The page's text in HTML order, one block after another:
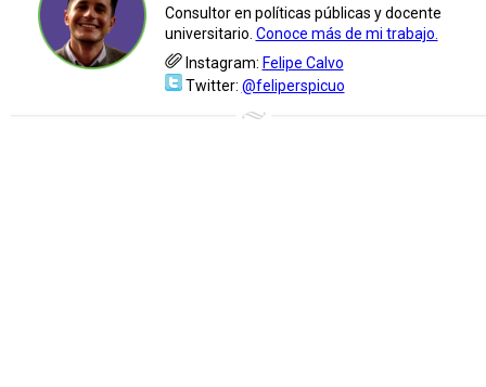
Consultor en políticas públicas y docente
universitario. Conoce más de mi trabajo.
Instagram: Felipe Calvo
Twitter: @feliperspicuo